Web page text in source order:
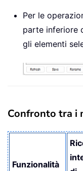
Per le
parte inferiore
gli elementi
Confronto tra i
Funzionalità